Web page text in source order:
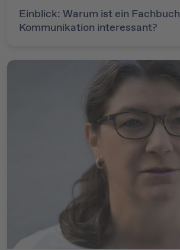
Einblick: Warum ist ein
Kommunikation interessant?